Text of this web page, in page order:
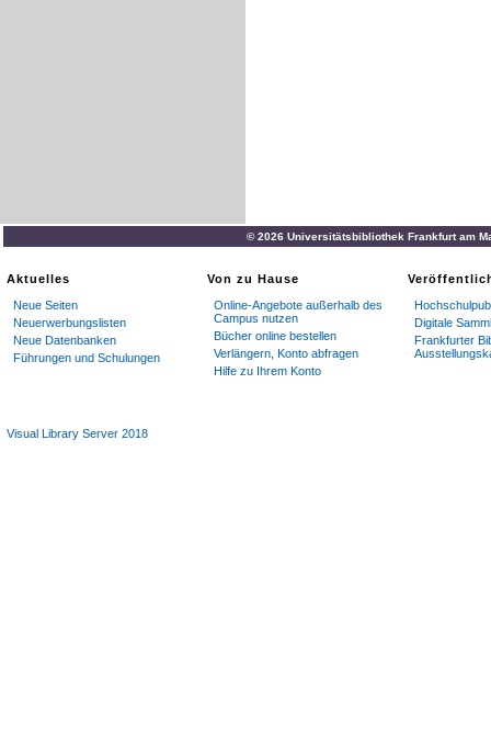
© 2026 Universitätsbibliothek Frankfurt am
Aktuelles
Neue Seiten
Neuerwerbungslisten
Neue Datenbanken
Führungen und Schulungen
Von zu Hause
Online-Angebote außerhalb des
Campus nutzen
Bücher online bestellen
Verlängern, Konto abfragen
Hilfe zu Ihrem Konto
Digitale
Frankfurter
Visual Library Server 2018